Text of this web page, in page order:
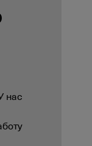
нас